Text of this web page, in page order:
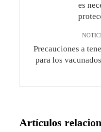
es
Precauciones a
para los
Artículos